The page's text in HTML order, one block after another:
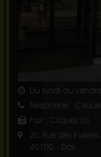
Du lundi au
Téléphone :
Fax : Cliquez ici
20 Rue des Fusillés
40100 - Dax